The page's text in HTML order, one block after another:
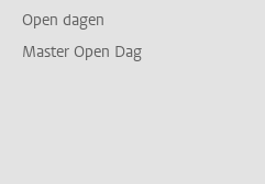
Open dagen
Master Open Dag